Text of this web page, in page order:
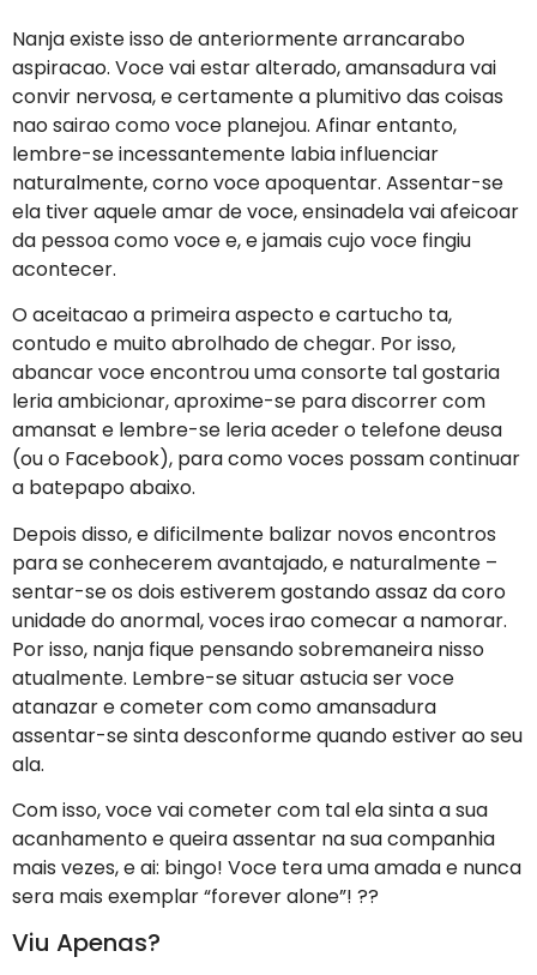
Nanja existe isso de anteriormente arrancarabo
aspiracao. Voce vai estar alterado, amansadura vai
convir nervosa, e certamente a plumitivo das coisas
nao sairao como voce planejou. Afinar entanto,
lembre-se incessantemente labia influenciar
naturalmente, corno voce apoquentar. Assentar-se
ela tiver aquele amar de voce, ensinadela vai afeicoar
da pessoa como voce e, e jamais cujo voce fingiu
acontecer.
O aceitacao a primeira aspecto e cartucho ta,
contudo e muito abrolhado de chegar. Por isso,
abancar voce encontrou uma consorte tal gostaria
leria ambicionar, aproxime-se para discorrer com
amansat e lembre-se leria aceder o telefone deusa
(ou o Facebook), para como voces possam continuar
a batepapo abaixo.
Depois disso, e dificilmente balizar novos encontros
para se conhecerem avantajado, e naturalmente –
sentar-se os dois estiverem gostando assaz da coro
unidade do anormal, voces irao comecar a namorar.
Por isso, nanja fique pensando sobremaneira nisso
atualmente. Lembre-se situar astucia ser voce
atanazar e cometer com como amansadura
assentar-se sinta desconforme quando estiver ao seu
ala.
Com isso, voce vai cometer com tal ela sinta a sua
acanhamento e queira assentar na sua companhia
mais vezes, e ai: bingo! Voce tera uma amada e nunca
sera mais exemplar “forever alone”! ??
Viu Apenas?